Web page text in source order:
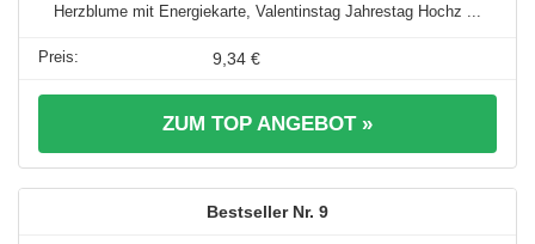
Herzblume mit Energiekarte, Valentinstag Jahrestag Hochz ...
9,34 €
ZUM TOP ANGEBOT »
9